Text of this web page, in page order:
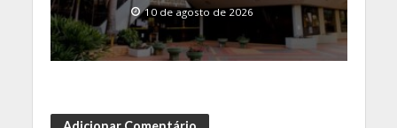
10 de agosto de 2026